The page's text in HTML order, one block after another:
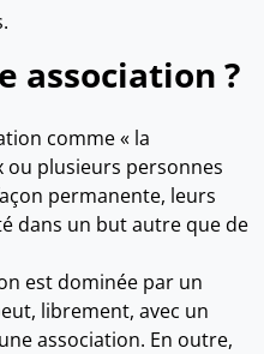
association ?
comme « la
ou plusieurs personnes
permanente, leurs
dans un but autre que de
est dominée par un
librement, avec un
association. En outre,